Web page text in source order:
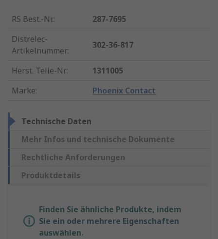
RS Best.-Nr.:
287-7695
Distrelec-
Artikelnummer:
302-36-817
Herst. Teile-Nr.:
1311005
Marke: Phoenix Contact
Technische Daten
Mehr Infos und technische Dokumente
Rechtliche Anforderungen
Produktdetails
Finden Sie ähnliche Produkte, indem
Sie ein oder mehrere Eigenschaften
auswählen.